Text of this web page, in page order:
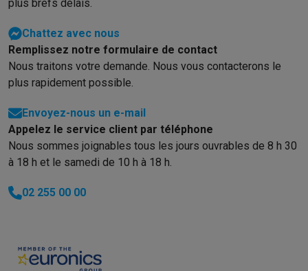
plus brefs délais.
Chattez avec nous
Remplissez notre formulaire de contact
Nous traitons votre demande. Nous vous contacterons le
plus rapidement possible.
Envoyez-nous un e-mail
Appelez le service client par téléphone
Nous sommes joignables tous les jours ouvrables de 8 h 30
à 18 h et le samedi de 10 h à 18 h.
02 255 00 00